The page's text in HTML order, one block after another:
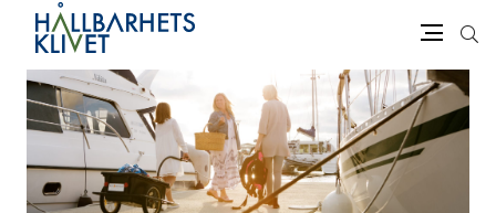
vidare
innehåll
Sök